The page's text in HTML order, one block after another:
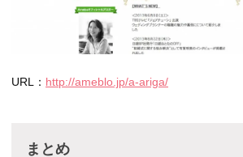
URL： http://ameblo.jp/a-ariga/
まとめ